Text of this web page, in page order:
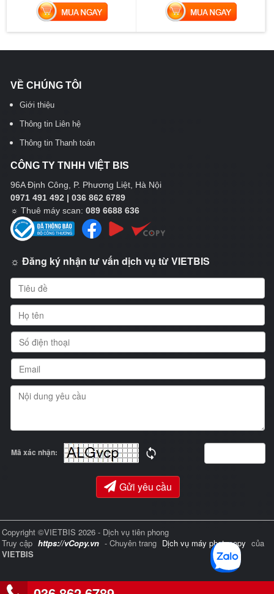
MUA NGAY
MUA NGAY
VỀ CHÚNG TÔI
Giới thiệu
Thông tin Liên hệ
Thông tin Thanh toán
CÔNG TY TNHH VIỆT BIS
96A Định Công, P. Phương Liệt, Hà Nội
0971 491 492 | 036 862 6789
☼ Thuê máy scan: 089 6688 636
☼ Đăng ký nhận tư vấn dịch vụ từ VIETBIS
Mã xác nhận:
Gửi yêu cầu
Copyright ©VIETBIS 2026 - Dịch vụ tiên phong
Truy cập https://vCopy.vn - Chuyên trang Dịch vụ máy photocopy của
VIETBIS